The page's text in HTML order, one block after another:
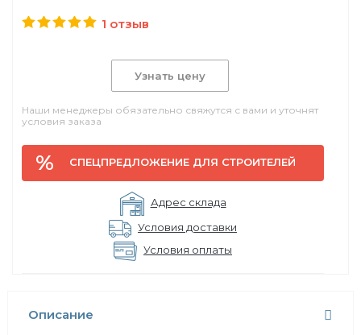
1 отзыв
Узнать цену
Наши менеджеры обязательно свяжутся с вами и уточнят
условия заказа
СПЕЦПРЕДЛОЖЕНИЕ ДЛЯ СТРОИТЕЛЕЙ
Адрес склада
Условия доставки
Условия оплаты
Описание